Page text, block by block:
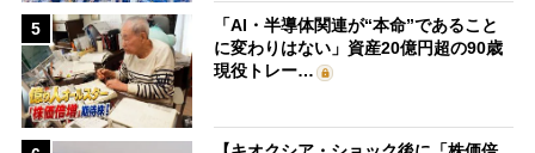
5
「AI・半導体関連が“本命”であること
に変わりはない」資産20億円超の90歳
現役トレー…